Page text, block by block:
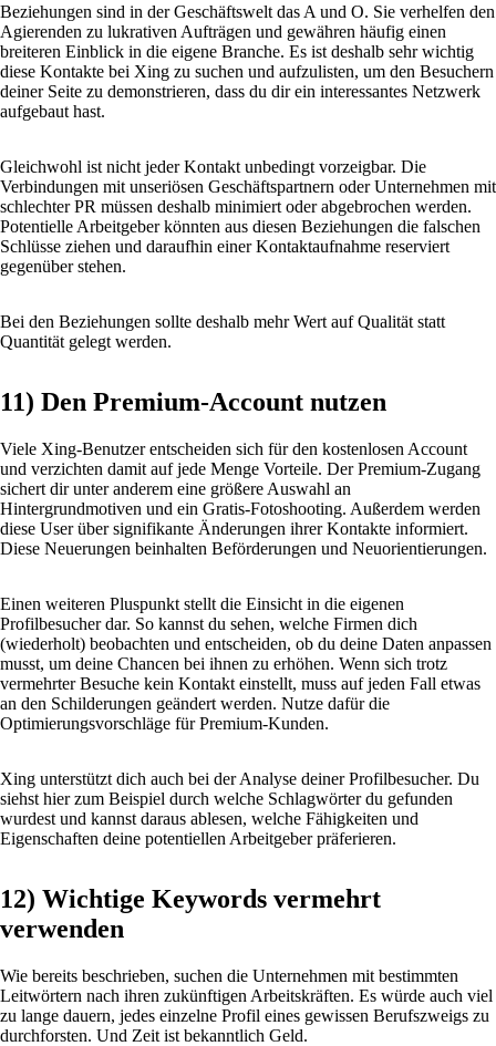
Beziehungen sind in der Geschäftswelt das A und O. Sie verhelfen den
Agierenden zu lukrativen Aufträgen und gewähren häufig einen
breiteren Einblick in die eigene Branche. Es ist deshalb sehr wichtig
diese Kontakte bei Xing zu suchen und aufzulisten, um den Besuchern
deiner Seite zu demonstrieren, dass du dir ein interessantes Netzwerk
aufgebaut hast.
Gleichwohl ist nicht jeder Kontakt unbedingt vorzeigbar. Die
Verbindungen mit unseriösen Geschäftspartnern oder Unternehmen mit
schlechter PR müssen deshalb minimiert oder abgebrochen werden.
Potentielle Arbeitgeber könnten aus diesen Beziehungen die falschen
Schlüsse ziehen und daraufhin einer Kontaktaufnahme reserviert
gegenüber stehen.
Bei den Beziehungen sollte deshalb mehr Wert auf Qualität statt
Quantität gelegt werden.
11) Den Premium-Account nutzen
Viele Xing-Benutzer entscheiden sich für den kostenlosen Account
und verzichten damit auf jede Menge Vorteile. Der Premium-Zugang
sichert dir unter anderem eine größere Auswahl an
Hintergrundmotiven und ein Gratis-Fotoshooting. Außerdem werden
diese User über signifikante Änderungen ihrer Kontakte informiert.
Diese Neuerungen beinhalten Beförderungen und Neuorientierungen.
Einen weiteren Pluspunkt stellt die Einsicht in die eigenen
Profilbesucher dar. So kannst du sehen, welche Firmen dich
(wiederholt) beobachten und entscheiden, ob du deine Daten anpassen
musst, um deine Chancen bei ihnen zu erhöhen. Wenn sich trotz
vermehrter Besuche kein Kontakt einstellt, muss auf jeden Fall etwas
an den Schilderungen geändert werden. Nutze dafür die
Optimierungsvorschläge für Premium-Kunden.
Xing unterstützt dich auch bei der Analyse deiner Profilbesucher. Du
siehst hier zum Beispiel durch welche Schlagwörter du gefunden
wurdest und kannst daraus ablesen, welche Fähigkeiten und
Eigenschaften deine potentiellen Arbeitgeber präferieren.
12) Wichtige Keywords vermehrt
verwenden
Wie bereits beschrieben, suchen die Unternehmen mit bestimmten
Leitwörtern nach ihren zukünftigen Arbeitskräften. Es würde auch viel
zu lange dauern, jedes einzelne Profil eines gewissen Berufszweigs zu
durchforsten. Und Zeit ist bekanntlich Geld.